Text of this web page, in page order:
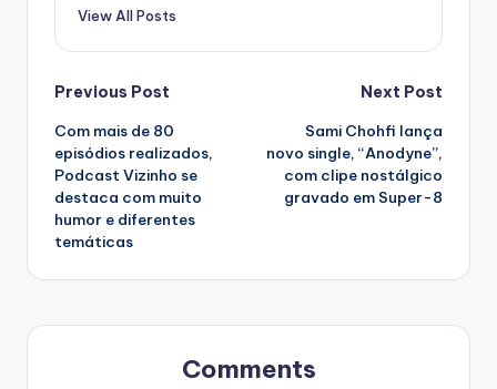
View All Posts
Post
navigation
Previous Post
Com mais de 80
episódios realizados,
Podcast Vizinho se
destaca com muito
humor e diferentes
temáticas
Next Post
Sami Chohfi lança
novo single, “Anodyne”,
com clipe nostálgico
gravado em Super-8
Comments